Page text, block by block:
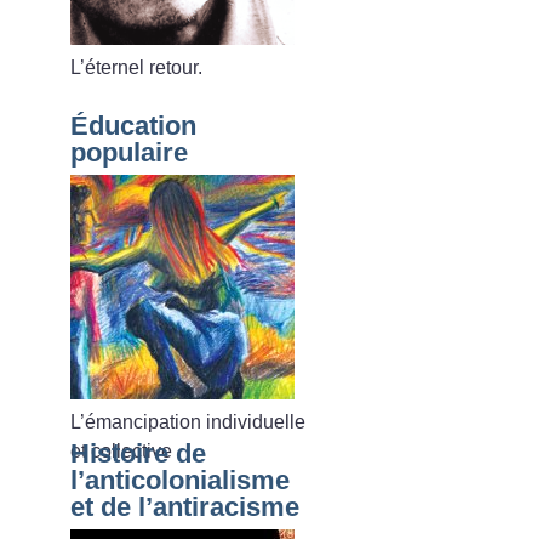
L’éternel retour.
Éducation
populaire
L’émancipation individuelle
et collective
Histoire de
l’anticolonialisme
et de l’antiracisme